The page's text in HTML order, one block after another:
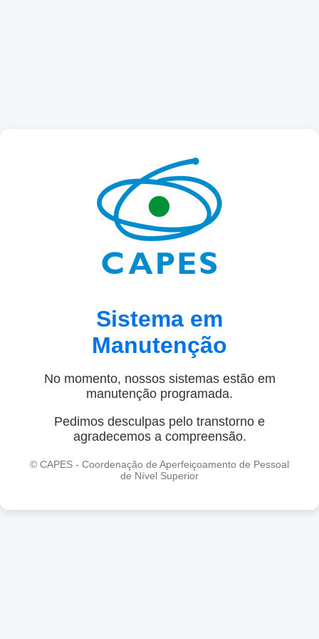
Sistema em
Manutenção
No momento, nossos sistemas estão em
manutenção programada.
Pedimos desculpas pelo transtorno e
agradecemos a compreensão.
© CAPES - Coordenação de Aperfeiçoamento de Pessoal
de Nível Superior